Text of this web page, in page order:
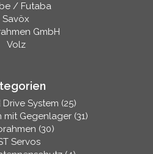
/ Futaba
Savöx
GmbH
Volz
System (25)
mit Gegenlager (31)
(30)
Servos